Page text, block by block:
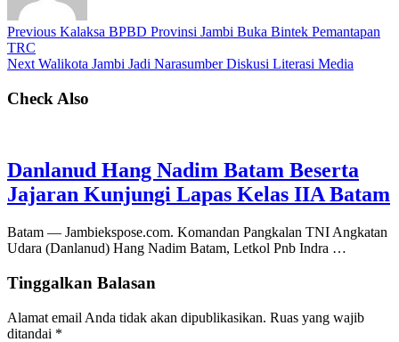
Previous Kalaksa BPBD Provinsi Jambi Buka Bintek Pemantapan
TRC
Next Walikota Jambi Jadi Narasumber Diskusi Literasi Media
Check Also
Danlanud Hang Nadim Batam Beserta
Jajaran Kunjungi Lapas Kelas IIA Batam
Batam — Jambiekspose.com. Komandan Pangkalan TNI Angkatan
Udara (Danlanud) Hang Nadim Batam, Letkol Pnb Indra …
Tinggalkan Balasan
Alamat email Anda tidak akan dipublikasikan. Ruas yang wajib
ditandai *